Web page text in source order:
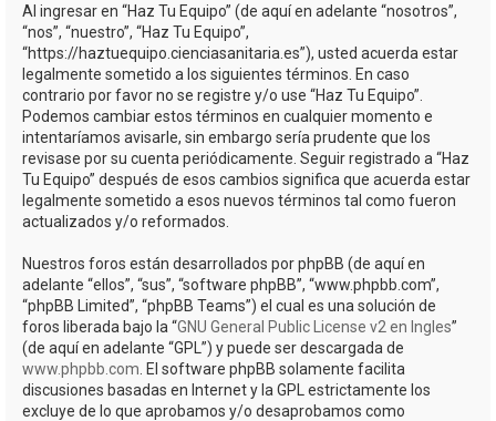
Al ingresar en “Haz Tu Equipo” (de aquí en adelante “nosotros”,
“nos”, “nuestro”, “Haz Tu Equipo”,
“https://haztuequipo.cienciasanitaria.es”), usted acuerda estar
legalmente sometido a los siguientes términos. En caso
contrario por favor no se registre y/o use “Haz Tu Equipo”.
Podemos cambiar estos términos en cualquier momento e
intentaríamos avisarle, sin embargo sería prudente que los
revisase por su cuenta periódicamente. Seguir registrado a “Haz
Tu Equipo” después de esos cambios significa que acuerda estar
legalmente sometido a esos nuevos términos tal como fueron
actualizados y/o reformados.
Nuestros foros están desarrollados por phpBB (de aquí en
adelante “ellos”, “sus”, “software phpBB”, “www.phpbb.com”,
“phpBB Limited”, “phpBB Teams”) el cual es una solución de
foros liberada bajo la “GNU General Public License v2 en Ingles”
(de aquí en adelante “GPL”) y puede ser descargada de
www.phpbb.com . El software phpBB solamente facilita
discusiones basadas en Internet y la GPL estrictamente los
excluye de lo que aprobamos y/o desaprobamos como